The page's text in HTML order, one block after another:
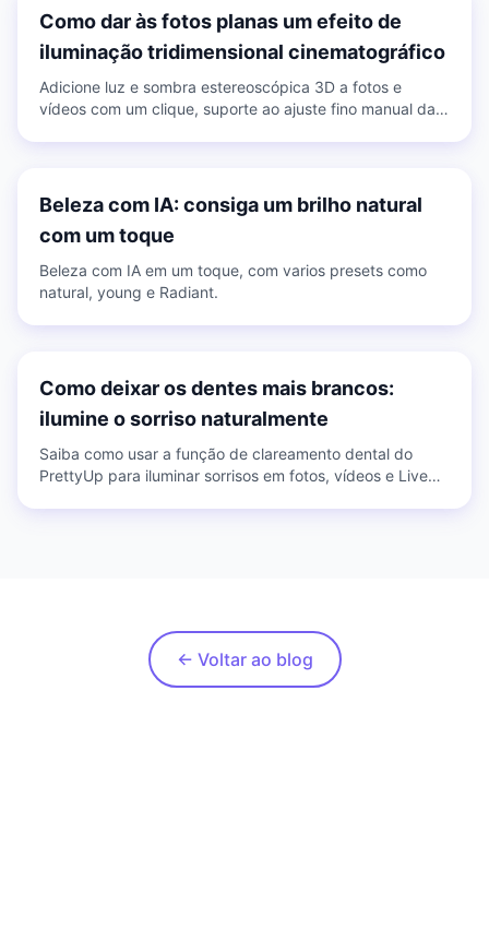
Como dar às fotos planas um efeito de
iluminação tridimensional cinematográfico
Adicione luz e sombra estereoscópica 3D a fotos e
vídeos com um clique, suporte ao ajuste fino manual da
Beleza com IA: consiga um brilho natural
com um toque
Beleza com IA em um toque, com varios presets como
natural, young e Radiant.
Como deixar os dentes mais brancos:
ilumine o sorriso naturalmente
Saiba como usar a função de clareamento dental do
PrettyUp para iluminar sorrisos em fotos, vídeos e Live
← Voltar ao blog